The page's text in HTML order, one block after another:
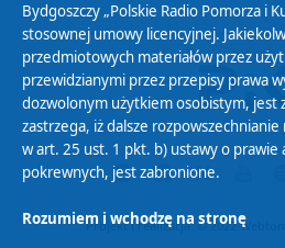
Projekt i realizacja: © 2022
Bydgoszczy „Polskie Radio Pomorza i
stosownej umowy licencyjnej.
przedmiotowych materiałów przez
przewidzianymi przez przepisy prawa
dozwolonym użytkiem osobistym, jest
zastrzega, iż dalsze
w art. 25 ust. 1 pkt. b) ustawy o prawie
pokrewnych, jest zabronione.
Rozumiem i wchodzę na stronę